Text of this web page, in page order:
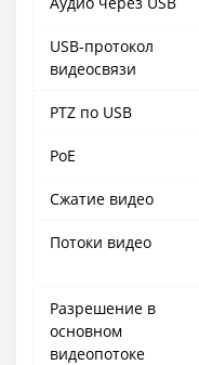
USB-протокол
видеосвязи
PTZ по USB
PoE
Сжатие видео
Потоки видео
Разрешение в
основном
видеопотоке